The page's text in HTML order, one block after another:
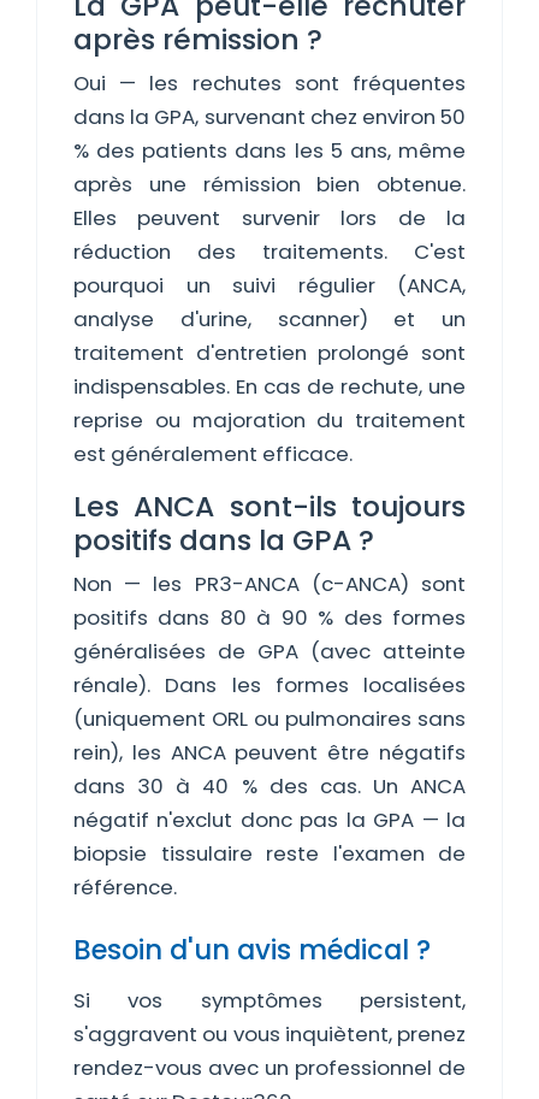
après rémission ?
Oui — les rechutes sont fréquentes
dans la GPA, survenant chez environ 50
% des patients dans les 5 ans, même
après une rémission bien obtenue.
Elles peuvent survenir lors de la
réduction des traitements. C'est
pourquoi un suivi régulier (ANCA,
analyse d'urine, scanner) et un
traitement d'entretien prolongé sont
indispensables. En cas de rechute, une
reprise ou majoration du traitement
est généralement efficace.
Les ANCA sont-ils toujours
positifs dans la GPA ?
Non — les PR3-ANCA (c-ANCA) sont
positifs dans 80 à 90 % des formes
généralisées de GPA (avec atteinte
rénale). Dans les formes localisées
(uniquement ORL ou pulmonaires sans
rein), les ANCA peuvent être négatifs
dans 30 à 40 % des cas. Un ANCA
négatif n'exclut donc pas la GPA — la
biopsie tissulaire reste l'examen de
référence.
Besoin d'un avis médical ?
Si vos symptômes persistent,
s'aggravent ou vous inquiètent, prenez
rendez-vous avec un professionnel de